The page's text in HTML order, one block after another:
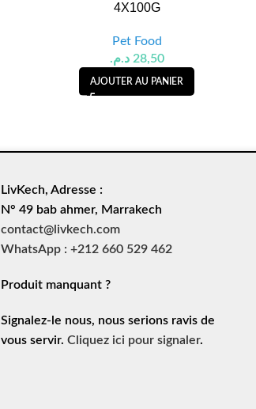
4X100G
Pet Food
28,50 د.م.
AJOUTER AU PANIER
LivKech, Adresse :
N° 49 bab ahmer, Marrakech
contact@livkech.com
WhatsApp : +212 660 529 462
Produit manquant ?
Signalez-le nous, nous serions ravis de
vous servir. Cliquez ici pour signaler.